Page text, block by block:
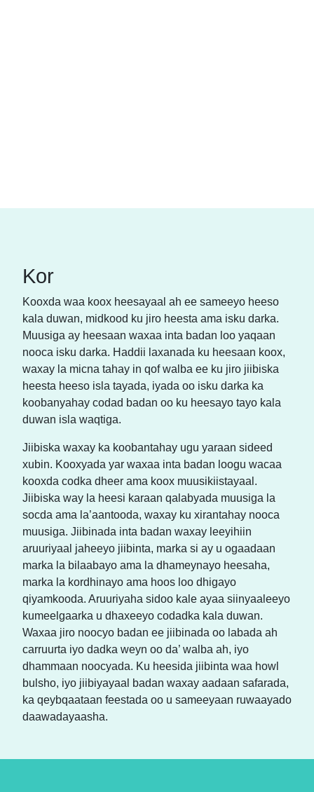
Kor
Kooxda waa koox heesayaal ah ee sameeyo heeso
kala duwan, midkood ku jiro heesta ama isku darka.
Muusiga ay heesaan waxaa inta badan loo yaqaan
nooca isku darka. Haddii laxanada ku heesaan koox,
waxay la micna tahay in qof walba ee ku jiro jiibiska
heesta heeso isla tayada, iyada oo isku darka ka
koobanyahay codad badan oo ku heesayo tayo kala
duwan isla waqtiga.
Jiibiska waxay ka koobantahay ugu yaraan sideed
xubin. Kooxyada yar waxaa inta badan loogu wacaa
kooxda codka dheer ama koox muusikiistayaal.
Jiibiska way la heesi karaan qalabyada muusiga la
socda ama la’aantooda, waxay ku xirantahay nooca
muusiga. Jiibinada inta badan waxay leeyihiin
aruuriyaal jaheeyo jiibinta, marka si ay u ogaadaan
marka la bilaabayo ama la dhameynayo heesaha,
marka la kordhinayo ama hoos loo dhigayo
qiyamkooda. Aruuriyaha sidoo kale ayaa siinyaaleeyo
kumeelgaarka u dhaxeeyo codadka kala duwan.
Waxaa jiro noocyo badan ee jiibinada oo labada ah
carruurta iyo dadka weyn oo da’ walba ah, iyo
dhammaan noocyada. Ku heesida jiibinta waa howl
bulsho, iyo jiibiyayaal badan waxay aadaan safarada,
ka qeybqaataan feestada oo u sameeyaan ruwaayado
daawadayaasha.